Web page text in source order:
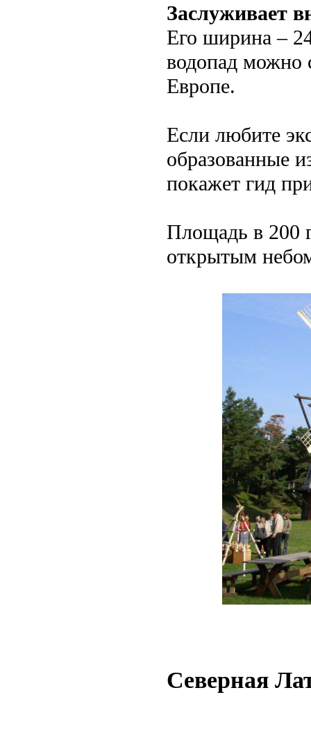
Заслуживает
Его ширина –
водопад можно
Европе.
Если любите
образованные
покажет гид
Площадь в 200
открытым
Северная